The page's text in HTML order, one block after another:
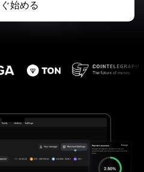
始める